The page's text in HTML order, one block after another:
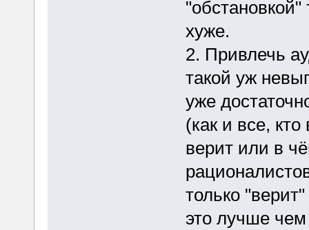
хуже.
2. Привлечь
такой уж
уже
(как и все,
верит или в
только
это лучше чем